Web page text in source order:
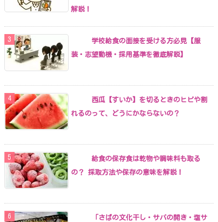
解説！
学校給食の面接を受ける方必見【服
装・志望動機・採用基準を徹底解説】
西瓜【すいか】を切るときのヒビや割
れるのって、どうにかならないの？
給食の保存食は乾物や調味料も取る
の？ 採取方法や保存の意味を解説！
「さばの文化干し・サバの開き・塩サ